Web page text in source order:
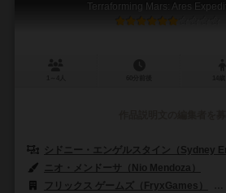
Terraforming Mars: Ares
シドニー・エンゲルスタイン（Sydney
ニオ・メンドーサ（Nio Mendoza）
フリックス ゲームズ（FryxGames）